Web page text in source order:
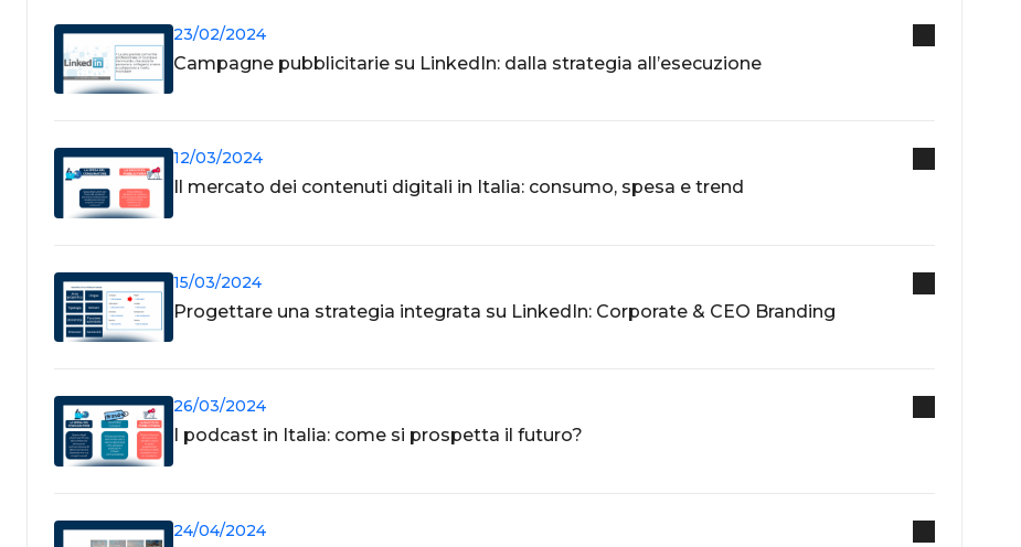
23/02/2024
Campagne pubblicitarie su LinkedIn: dalla strategia all’esecuzione
12/03/2024
Il mercato dei contenuti digitali in Italia: consumo, spesa e trend
15/03/2024
Progettare una strategia integrata su LinkedIn: Corporate & CEO Branding
26/03/2024
I podcast in Italia: come si prospetta il futuro?
24/04/2024